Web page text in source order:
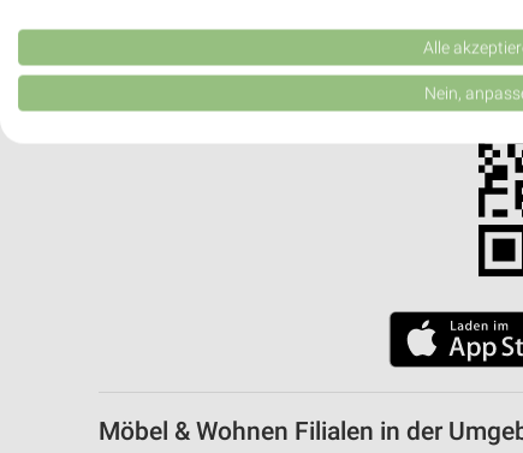
Möbel & Wohnen Filialen in der
Verwendung reduzierter Daten zur Auswahl von Werbeanzeigen
Erstellung von Profilen für personalisierte Werbung
Verwendung von Profilen zur Auswahl personalisierter Inhalte
Alle
Nein,